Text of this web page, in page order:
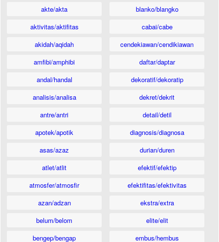
akte/akta
aktivitas/aktifitas
akidah/aqidah
amfibi/amphibi
andal/handal
analisis/analisa
antre/antri
apotek/apotik
asas/azaz
atlet/atlit
atmosfer/atmosfir
azan/adzan
belum/belom
bengep/bengap
blanko/blangko
cabai/cabe
cendekiawan/cendikiawan
daftar/daptar
dekoratif/dekoratip
dekret/dekrit
detail/detil
diagnosis/diagnosa
durian/duren
efektif/efektip
efektifitas/efektivitas
ekstra/extra
elite/elit
embus/hembus